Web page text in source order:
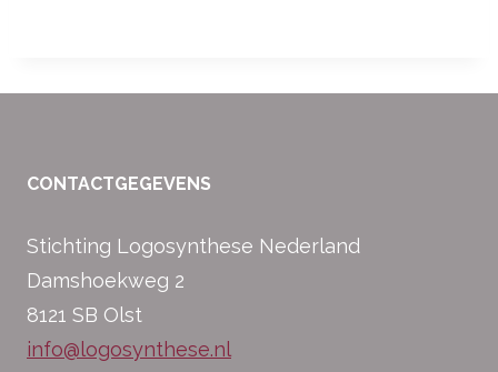
CONTACTGEGEVENS
Stichting Logosynthese Nederland
Damshoekweg 2
8121 SB Olst
info@logosynthese.nl